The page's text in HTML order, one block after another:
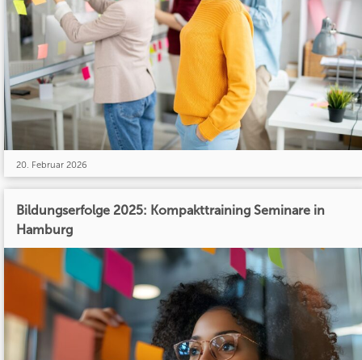
20. Februar 2026
Bildungserfolge 2025: Kompakttraining Seminare in
Hamburg